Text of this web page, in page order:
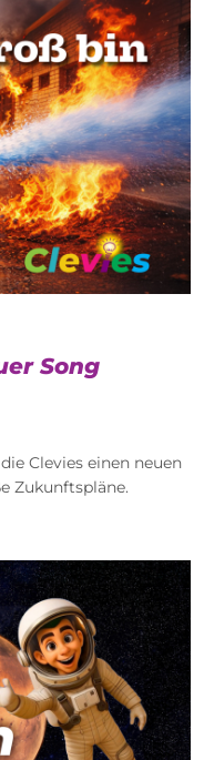
Song
Clevies einen neuen
Zukunftspläne.